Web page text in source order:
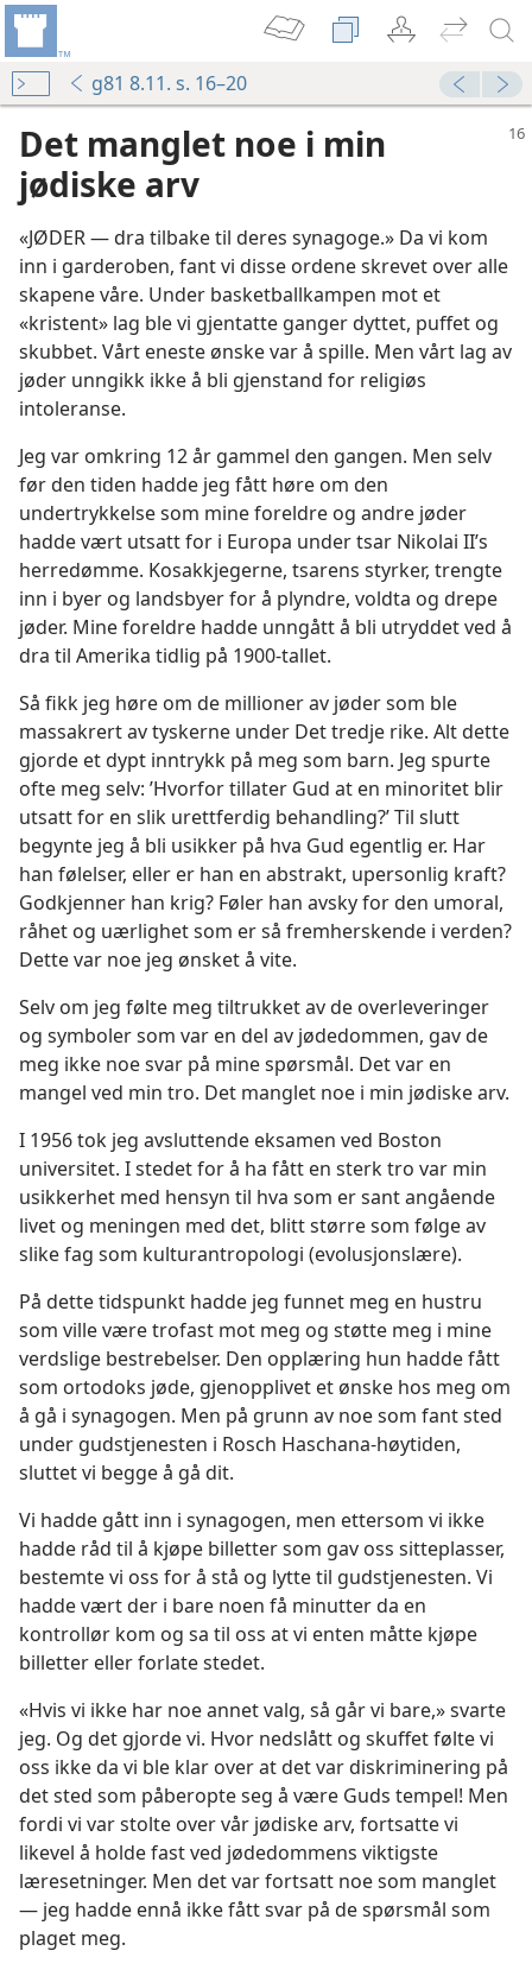
g81 8.11. s. 16–20
Det manglet noe i min
jødiske arv
«JØDER — dra tilbake til deres synagoge.» Da vi kom
inn i garderoben, fant vi disse ordene skrevet over alle
skapene våre. Under basketballkampen mot et
«kristent» lag ble vi gjentatte ganger dyttet, puffet og
skubbet. Vårt eneste ønske var å spille. Men vårt lag av
jøder unngikk ikke å bli gjenstand for religiøs
intoleranse.
Jeg var omkring 12 år gammel den gangen. Men selv
før den tiden hadde jeg fått høre om den
undertrykkelse som mine foreldre og andre jøder
hadde vært utsatt for i Europa under tsar Nikolai II’s
herredømme. Kosakkjegerne, tsarens styrker, trengte
inn i byer og landsbyer for å plyndre, voldta og drepe
jøder. Mine foreldre hadde unngått å bli utryddet ved å
dra til Amerika tidlig på 1900-tallet.
Så fikk jeg høre om de millioner av jøder som ble
massakrert av tyskerne under Det tredje rike. Alt dette
gjorde et dypt inntrykk på meg som barn. Jeg spurte
ofte meg selv: ’Hvorfor tillater Gud at en minoritet blir
utsatt for en slik urettferdig behandling?’ Til slutt
begynte jeg å bli usikker på hva Gud egentlig er. Har
han følelser, eller er han en abstrakt, upersonlig kraft?
Godkjenner han krig? Føler han avsky for den umoral,
råhet og uærlighet som er så fremherskende i verden?
Dette var noe jeg ønsket å vite.
Selv om jeg følte meg tiltrukket av de overleveringer
og symboler som var en del av jødedommen, gav de
meg ikke noe svar på mine spørsmål. Det var en
mangel ved min tro. Det manglet noe i min jødiske arv.
I 1956 tok jeg avsluttende eksamen ved Boston
universitet. I stedet for å ha fått en sterk tro var min
usikkerhet med hensyn til hva som er sant angående
livet og meningen med det, blitt større som følge av
slike fag som kulturantropologi (evolusjonslære).
På dette tidspunkt hadde jeg funnet meg en hustru
som ville være trofast mot meg og støtte meg i mine
verdslige bestrebelser. Den opplæring hun hadde fått
som ortodoks jøde, gjenopplivet et ønske hos meg om
å gå i synagogen. Men på grunn av noe som fant sted
under gudstjenesten i Rosch Haschana-høytiden,
sluttet vi begge å gå dit.
Vi hadde gått inn i synagogen, men ettersom vi ikke
hadde råd til å kjøpe billetter som gav oss sitteplasser,
bestemte vi oss for å stå og lytte til gudstjenesten. Vi
hadde vært der i bare noen få minutter da en
kontrollør kom og sa til oss at vi enten måtte kjøpe
billetter eller forlate stedet.
«Hvis vi ikke har noe annet valg, så går vi bare,» svarte
jeg. Og det gjorde vi. Hvor nedslått og skuffet følte vi
oss ikke da vi ble klar over at det var diskriminering på
det sted som påberopte seg å være Guds tempel! Men
fordi vi var stolte over vår jødiske arv, fortsatte vi
likevel å holde fast ved jødedommens viktigste
læresetninger. Men det var fortsatt noe som manglet
— jeg hadde ennå ikke fått svar på de spørsmål som
plaget meg.